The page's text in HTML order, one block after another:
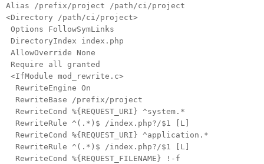
Alias /prefix/project /path/ci/project
<Directory /path/ci/project>
Options FollowSymLinks
DirectoryIndex index.php
AllowOverride None
Require all granted
<IfModule mod_rewrite.c>
RewriteEngine On
RewriteBase /prefix/project
RewriteCond %{REQUEST_URI} ^system.*
RewriteRule ^(.*)$ /index.php?/$1 [L]
RewriteCond %{REQUEST_URI} ^application.*
RewriteRule ^(.*)$ /index.php?/$1 [L]
RewriteCond %{REQUEST_FILENAME} !-f